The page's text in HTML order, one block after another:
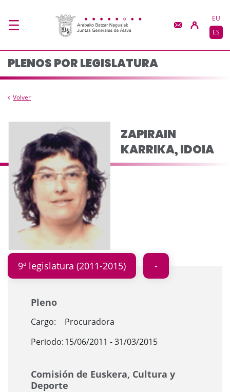
Composicion del
EU
ES
PLENOS POR LEGISLATURA
Volver
ZAPIRAIN
KARRIKA, IDOIA
9ª legislatura (2011-2015)
Pleno
Cargo:
Procuradora
Periodo:15/06/2011 - 31/03/2015
Comisión de Euskera, Cultura y
Deporte